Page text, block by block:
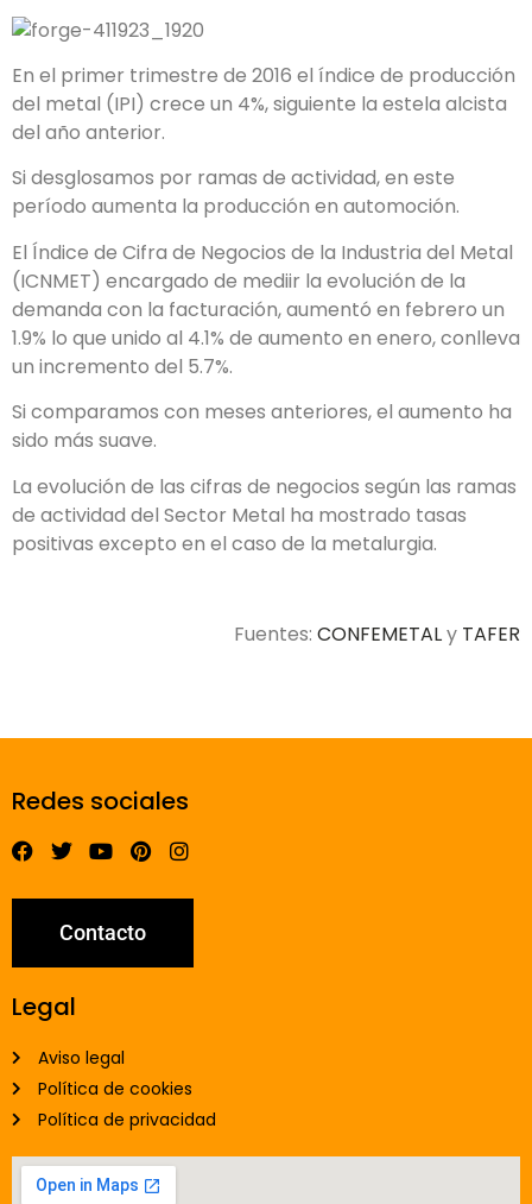
En el primer trimestre de 2016 el índice de producción
del metal (IPI) crece un 4%, siguiente la estela alcista
del año anterior.
Si desglosamos por ramas de actividad, en este
período aumenta la producción en automoción.
El Índice de Cifra de Negocios de la Industria del Metal
(ICNMET) encargado de mediir la evolución de la
demanda con la facturación, aumentó en febrero un
1.9% lo que unido al 4.1% de aumento en enero, conlleva
un incremento del 5.7%.
Si comparamos con meses anteriores, el aumento ha
sido más suave.
La evolución de las cifras de negocios según las ramas
de actividad del Sector Metal ha mostrado tasas
positivas excepto en el caso de la metalurgia.
Fuentes: CONFEMETALy TAFER
Redes sociales
Contacto
Legal
Aviso legal
Política de cookies
Política de privacidad